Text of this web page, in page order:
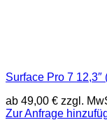
Surface Pro 7 12,3″
ab 49,00 € zzgl.
Zur Anfrage